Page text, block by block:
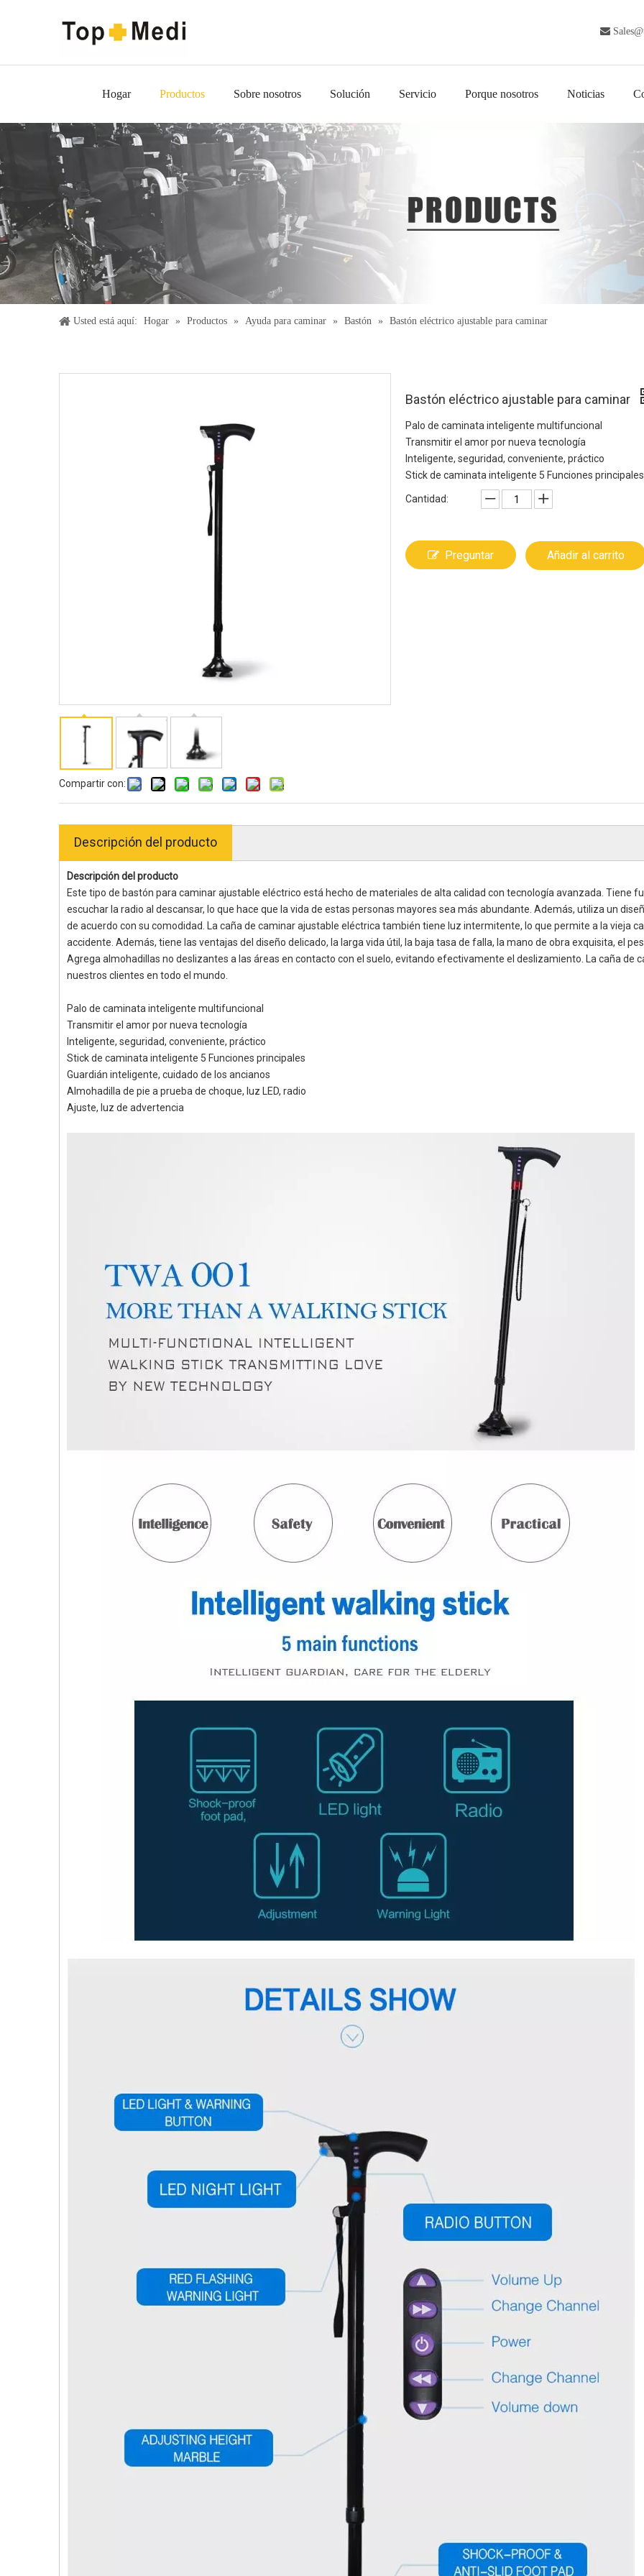

Hogar Productos Sobre nosotros Solución Servicio Porque nosotros Noticias
Usted está aquí: Hogar » Productos » Ayuda para caminar » Bastón » Bastón eléctrico ajustable para caminar
Compartir con:
Bastón eléctrico ajustable para caminar
Palo de caminata inteligente multifuncional
Transmitir el amor por nueva tecnología
Inteligente, seguridad, conveniente, práctico
Stick de caminata inteligente 5 Funciones principales
Cantidad:
Preguntar Añadir al carrito
Descripción del producto
Descripción del producto
Este tipo de bastón para caminar ajustable eléctrico está hecho de materiales de alta calidad con tecnología avanzada. Tiene
escuchar la radio al descansar, lo que hace que la vida de estas personas mayores sea más abundante. Además, utiliza un
de acuerdo con su comodidad. La caña de caminar ajustable eléctrica también tiene luz intermitente, lo que permite a la vieja
accidente. Además, tiene las ventajas del diseño delicado, la larga vida útil, la baja tasa de falla, la mano de obra exquisita, el
Agrega almohadillas no deslizantes a las áreas en contacto con el suelo, evitando efectivamente el deslizamiento. La caña de
nuestros clientes en todo el mundo.
Palo de caminata inteligente multifuncional
Transmitir el amor por nueva tecnología
Inteligente, seguridad, conveniente, práctico
Stick de caminata inteligente 5 Funciones principales
Guardián inteligente, cuidado de los ancianos
Almohadilla de pie a prueba de choque, luz LED, radio
Ajuste, luz de advertencia